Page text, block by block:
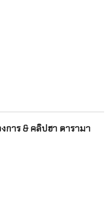
การ & คลิปฮา ดารามา